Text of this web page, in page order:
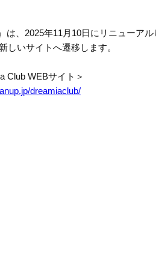
は、2025年11月10日にリニューアル
しいサイトへ遷移します。
Club WEBサイト＞
dreamiaclub/